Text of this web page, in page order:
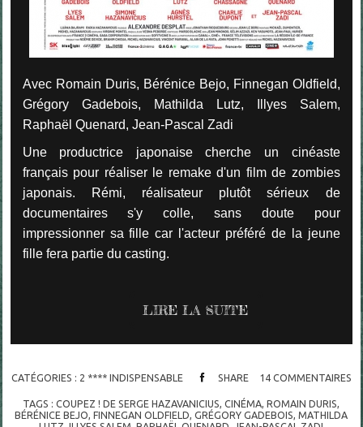
Avec Romain Duris, Bérénice Bejo, Finnegan Oldfield,
Grégory Gadebois, Mathilda Lutz, Illyes Salem,
Raphaël Quenard, Jean-Pascal Zadi
Une productrice japonaise cherche un cinéaste
français pour réaliser le remake d'un film de zombies
japonais. Rémi, réalisateur plutôt sérieux de
documentaires s'y colle, sans doute pour
impressionner sa fille car l'acteur préféré de la jeune
fille fera partie du casting.
LIRE LA SUITE
CATÉGORIES : 2 **** INDISPENSABLE SHARE 14 COMMENTAIRES
TAGS :COUPEZ ! DE SERGE HAZAVANICIUS,CINÉMA,ROMAIN DURIS,
BÉRÉNICE BEJO,FINNEGAN OLDFIELD,GRÉGORY GADEBOIS,MATHILDA